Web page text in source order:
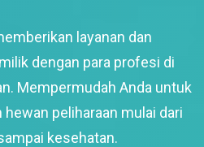
layanan dan
dengan para profesi di
Mempermudah Anda untuk
peliharaan mulai dari
kesehatan.